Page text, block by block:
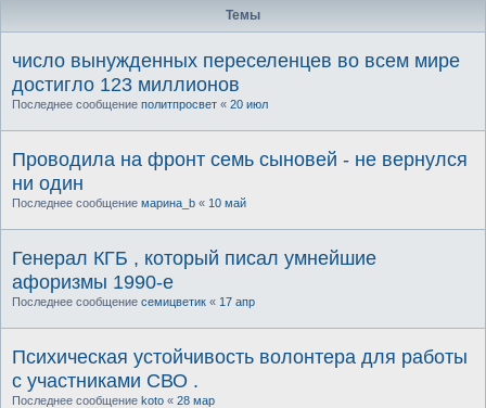
Темы
число вынужденных переселенцев во всем мире
достигло 123 миллионов
Последнее сообщение политпросвет « 20 июл
Проводила на фронт семь сыновей - не вернулся
ни один
Последнее сообщение марина_b « 10 май
Генерал КГБ , который писал умнейшие
афоризмы 1990-е
Последнее сообщение семицветик « 17 апр
Психическая устойчивость волонтера для работы
с участниками СВО .
Последнее сообщение koto « 28 мар